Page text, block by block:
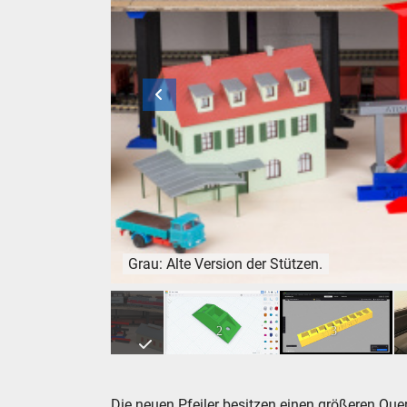
Grau: Alte Version der Stützen.
Grau: Alte Version der Stützen.
2 3